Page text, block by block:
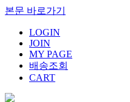
본문 바로가기
LOGIN
JOIN
MY PAGE
배송조회
CART